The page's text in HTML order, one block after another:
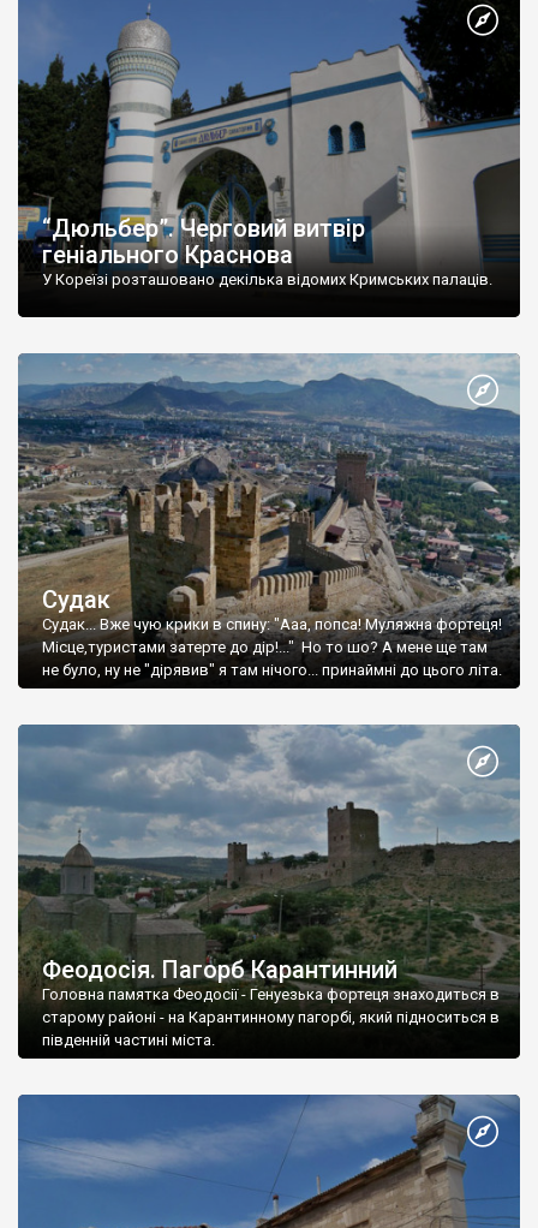
“Дюльбер”. Черговий витвір
геніального Краснова
У Кореїзі розташовано декілька відомих Кримських палаців.
Судак
Судак... Вже чую крики в спину: "Ааа, попса! Муляжна фортеця!
Місце,туристами затерте до дір!..." Но то шо? А мене ще там
не було, ну не "дірявив" я там нічого... принаймні до цього літа.
Феодосія. Пагорб Карантинний
Головна памятка Феодосії - Генуезька фортеця знаходиться в
старому районі - на Карантинному пагорбі, який підноситься в
південній частині міста.